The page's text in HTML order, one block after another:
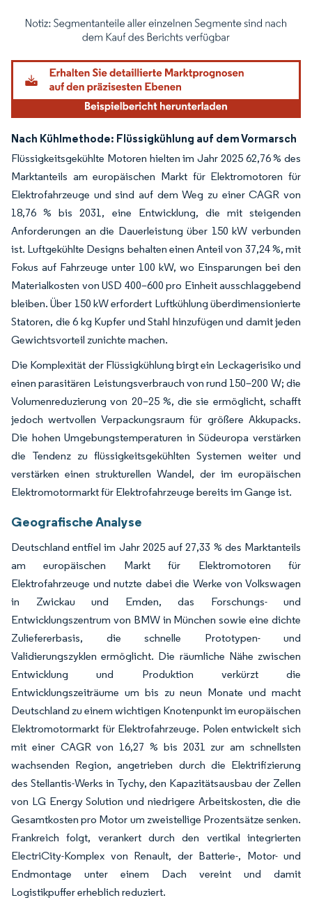
Bild © Mordor Intelligence. Wiederverwendung erfordert Namensnennung
Nach Kühlmethode: Flüssigkühlung auf dem Vormarsch
Flüssigkeitsgekühlte Motoren hielten im Jahr 2025 62,76 % des
Marktanteils am europäischen Markt für Elektromotoren für
Elektrofahrzeuge und sind auf dem Weg zu einer CAGR von
18,76 % bis 2031, eine Entwicklung, die mit steigenden
Anforderungen an die Dauerleistung über 150 kW verbunden
ist. Luftgekühlte Designs behalten einen Anteil von 37,24 %, mit
Fokus auf Fahrzeuge unter 100 kW, wo Einsparungen bei den
Materialkosten von USD 400–600 pro Einheit ausschlaggebend
bleiben. Über 150 kW erfordert Luftkühlung überdimensionierte
Statoren, die 6 kg Kupfer und Stahl hinzufügen und damit jeden
Gewichtsvorteil zunichte machen.
Die Komplexität der Flüssigkühlung birgt ein Leckagerisiko und
einen parasitären Leistungsverbrauch von rund 150–200 W; die
Volumenreduzierung von 20–25 %, die sie ermöglicht, schafft
jedoch wertvollen Verpackungsraum für größere Akkupacks.
Die hohen Umgebungstemperaturen in Südeuropa verstärken
die Tendenz zu flüssigkeitsgekühlten Systemen weiter und
verstärken einen strukturellen Wandel, der im europäischen
Elektromotormarkt für Elektrofahrzeuge bereits im Gange ist.
Geografische Analyse
Deutschland entfiel im Jahr 2025 auf 27,33 % des Marktanteils
am europäischen Markt für Elektromotoren für
Elektrofahrzeuge und nutzte dabei die Werke von Volkswagen
in Zwickau und Emden, das Forschungs- und
Entwicklungszentrum von BMW in München sowie eine dichte
Zuliefererbasis, die schnelle Prototypen- und
Validierungszyklen ermöglicht. Die räumliche Nähe zwischen
Entwicklung und Produktion verkürzt die
Entwicklungszeiträume um bis zu neun Monate und macht
Deutschland zu einem wichtigen Knotenpunkt im europäischen
Elektromotormarkt für Elektrofahrzeuge. Polen entwickelt sich
mit einer CAGR von 16,27 % bis 2031 zur am schnellsten
wachsenden Region, angetrieben durch die Elektrifizierung
des Stellantis-Werks in Tychy, den Kapazitätsausbau der Zellen
von LG Energy Solution und niedrigere Arbeitskosten, die die
Gesamtkosten pro Motor um zweistellige Prozentsätze senken.
Frankreich folgt, verankert durch den vertikal integrierten
ElectriCity-Komplex von Renault, der Batterie-, Motor- und
Endmontage unter einem Dach vereint und damit
Logistikpuffer erheblich reduziert.